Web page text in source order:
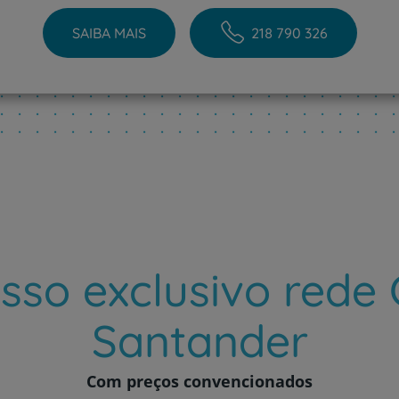
Prevenção e bem-
Serviços CUF
Plano +CUF
SAIBA MAIS 218 790 326
exclusivo rede
Santander
Com preços convencionados